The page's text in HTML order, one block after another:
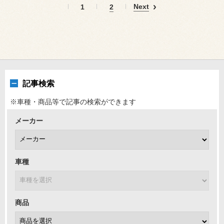
1 2 Next
記事検索
※車種・商品等で記事の検索ができます
メーカー
車種
商品